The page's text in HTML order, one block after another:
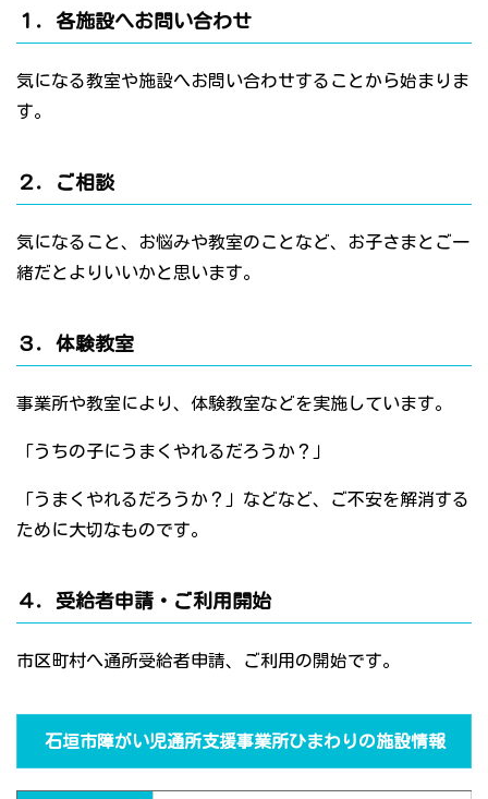
１．各施設へお問い合わせ
気になる教室や施設へお問い合わせすることから始まりま
す。
２．ご相談
気になること、お悩みや教室のことなど、お子さまとご一
緒だとよりいいかと思います。
３．体験教室
事業所や教室により、体験教室などを実施しています。
「うちの子にうまくやれるだろうか？」
「うまくやれるだろうか？」などなど、ご不安を解消する
ために大切なものです。
４．受給者申請・ご利用開始
市区町村へ通所受給者申請、ご利用の開始です。
石垣市障がい児通所支援事業所ひまわりの施設情報